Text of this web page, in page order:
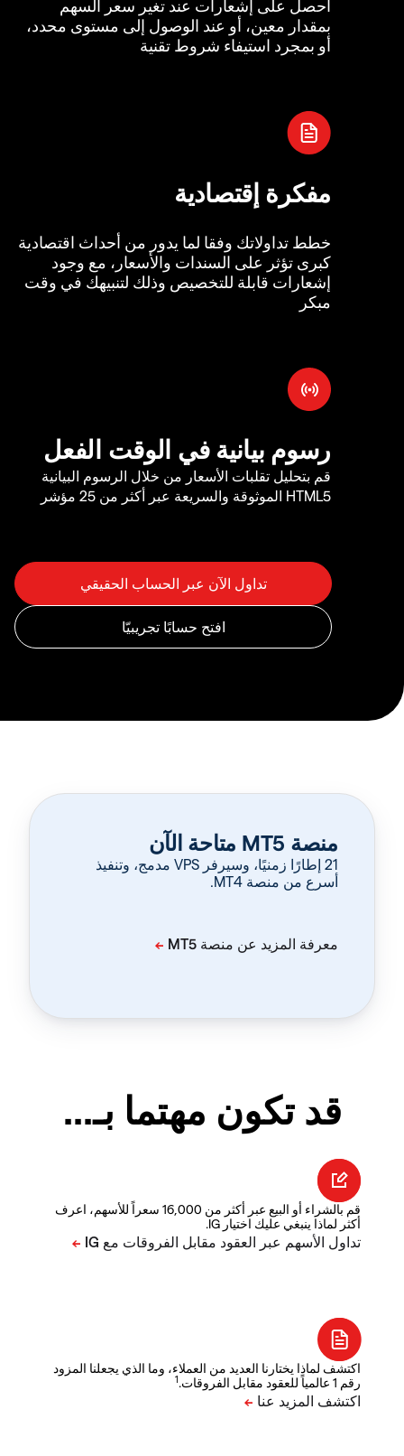
احصل على إشعارات عند تغير سعر السهم
بمقدار معين، أو عند الوصول إلى مستوى محدد،
أو بمجرد استيفاء شروط تقنية
مفكرة إقتصادية
خطط تداولاتك وفقا لما يدور من أحداث اقتصادية
كبرى تؤثر على السندات والأسعار، مع وجود
إشعارات قابلة للتخصيص وذلك لتنبيهك في وقت
مبكر
رسوم بيانية في الوقت الفعل
قم بتحليل تقلبات الأسعار من خلال الرسوم البيانية
HTML5 الموثوقة والسريعة عبر أكثر من 25 مؤشر
منصة MT5 متاحة الآن
‏21 إطارًا زمنيًا، وسيرفر VPS مدمج، وتنفيذ
أسرع من منصة MT4.
قد تكون مهتما بـ...
قم بالشراء أو البيع عبر أكثر من 16,000 سعراً للأسهم، اعرف
أكثر لماذا ينبغي عليك اختيار IG.
اكتشف لماذا يختارنا العديد من العملاء، وما الذي يجعلنا المزود
رقم 1 عالمياً للعقود مقابل الفروقات.
1